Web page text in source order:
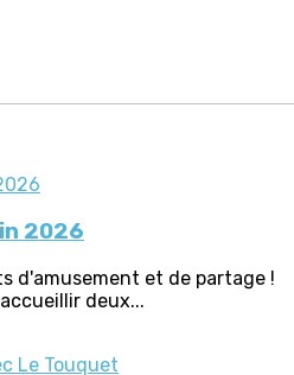
2026
d'amusement et de partage !
deux...